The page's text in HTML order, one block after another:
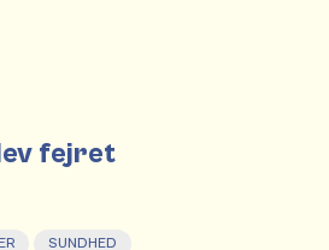
fejret
SUNDHED